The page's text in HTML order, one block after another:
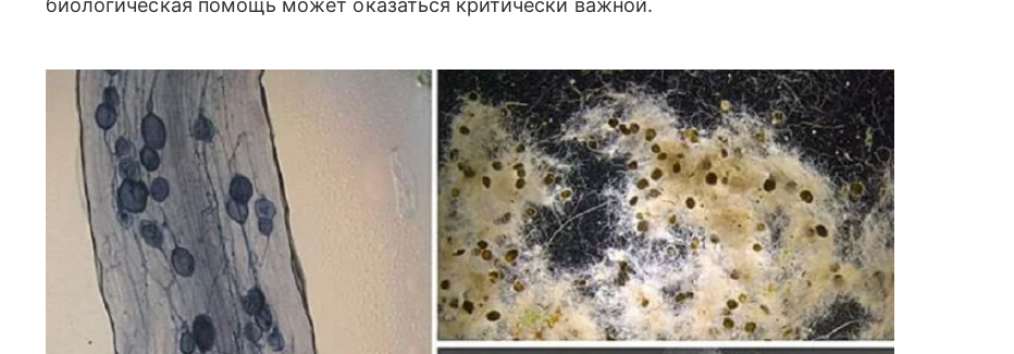
биологическая помощь может оказаться критически важной.